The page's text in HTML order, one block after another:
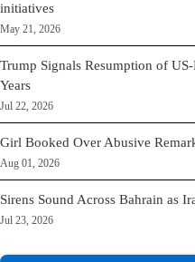
initiatives
May 21, 2026
Trump Signals Resumption of
Years
Jul 22, 2026
Girl Booked Over Abusive
Aug 01, 2026
Sirens Sound Across Bahrain as
Jul 23, 2026